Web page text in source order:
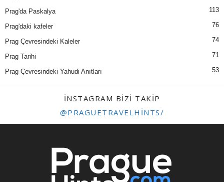
Prag'da Paskalya 113
Prag'daki kafeler 76
Prag Çevresindeki Kaleler 74
Prag Tarihi 71
Prag Çevresindeki Yahudi Anıtları 53
INSTAGRAM BIZI TAKIP
@PRAGUETRAVELHINTS/